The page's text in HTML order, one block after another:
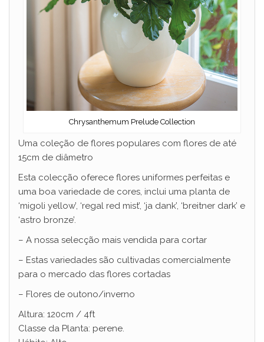
Chrysanthemum Prelude Collection
Uma coleção de flores populares com flores de até
15cm de diâmetro
Esta colecção oferece flores uniformes perfeitas e
uma boa variedade de cores, inclui uma planta de
‘migoli yellow’, ‘regal red mist’, ‘ja dank’, ‘breitner dark’ e
‘astro bronze’.
– A nossa selecção mais vendida para cortar
– Estas variedades são cultivadas comercialmente
para o mercado das flores cortadas
– Flores de outono/inverno
Altura: 120cm / 4ft
Classe da Planta: perene.